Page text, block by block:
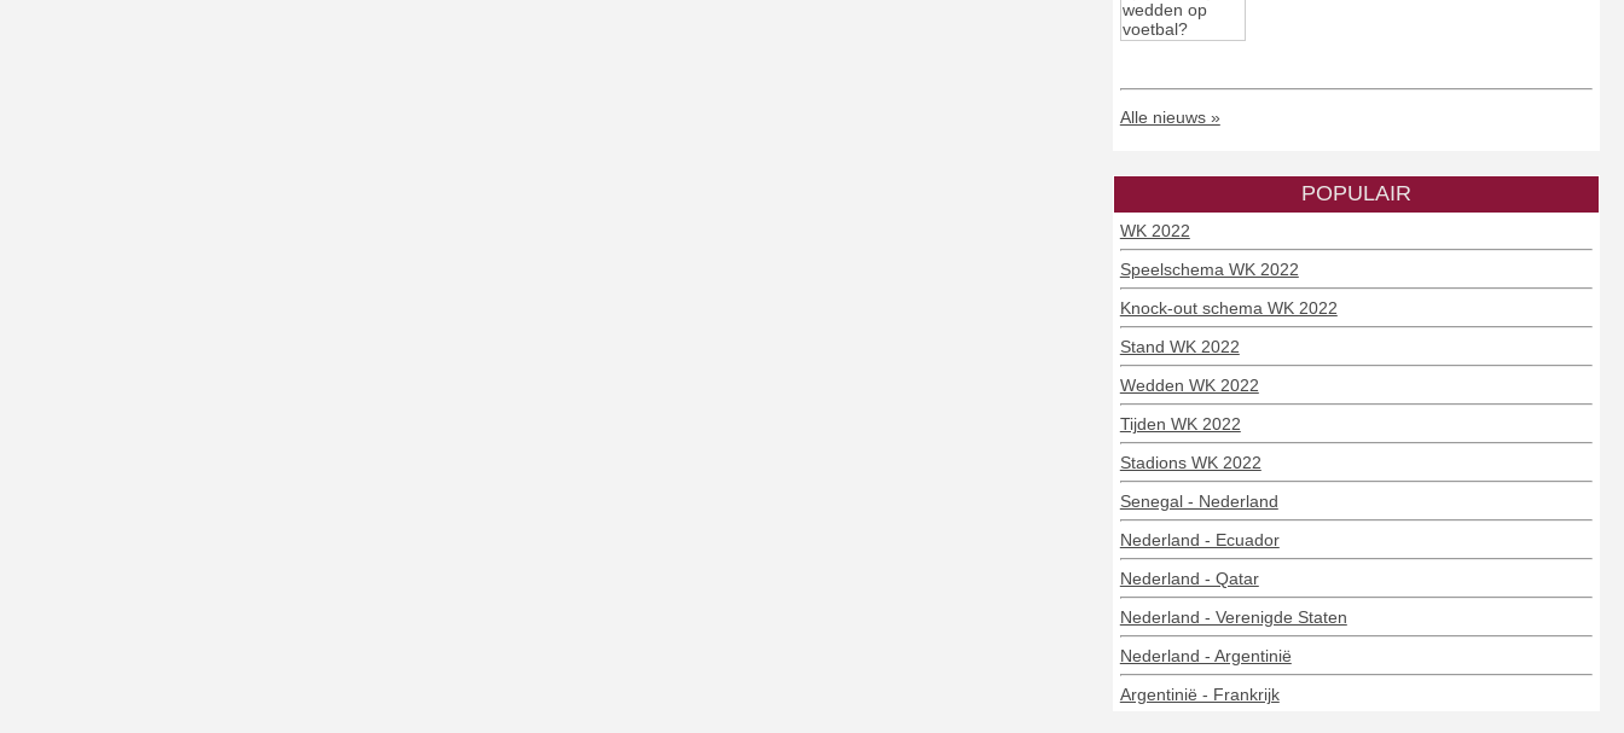
Alle nieuws »
POPULAIR
WK 2022
Speelschema WK 2022
Knock-out schema WK 2022
Stand WK 2022
Wedden WK 2022
Tijden WK 2022
Stadions WK 2022
Senegal - Nederland
Nederland - Ecuador
Nederland - Qatar
Nederland - Verenigde Staten
Nederland - Argentinië
Argentinië - Frankrijk